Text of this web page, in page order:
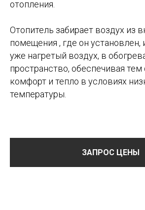
отопления.
Отопитель забирает воздух из
помещения , где он установлен,
уже нагретый воздух, в
пространство, обеспечивая
комфорт и тепло в условиях
температуры.
ЗАПРОС ЦЕНЫ